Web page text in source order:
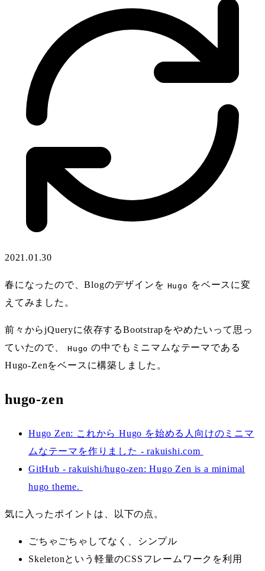
2021.01.30
春になったので、Blogのデザインを Hugo をベースに変
えてみました。
前々からjQueryに依存するBootstrapをやめたいって思っ
ていたので、
Hugo の中でもミニマムなテーマである
Hugo-Zenをベースに構築しました。
hugo-zen
Hugo Zen: これから Hugo を始める人向けのミニマ
ムなテーマを作りました - rakuishi.com
GitHub - rakuishi/hugo-zen: Hugo Zen is a minimal
hugo theme.
気に入ったポイントは、以下の点。
ごちゃごちゃしてなく、シンプル
Skeletonという軽量のCSSフレームワークを利用